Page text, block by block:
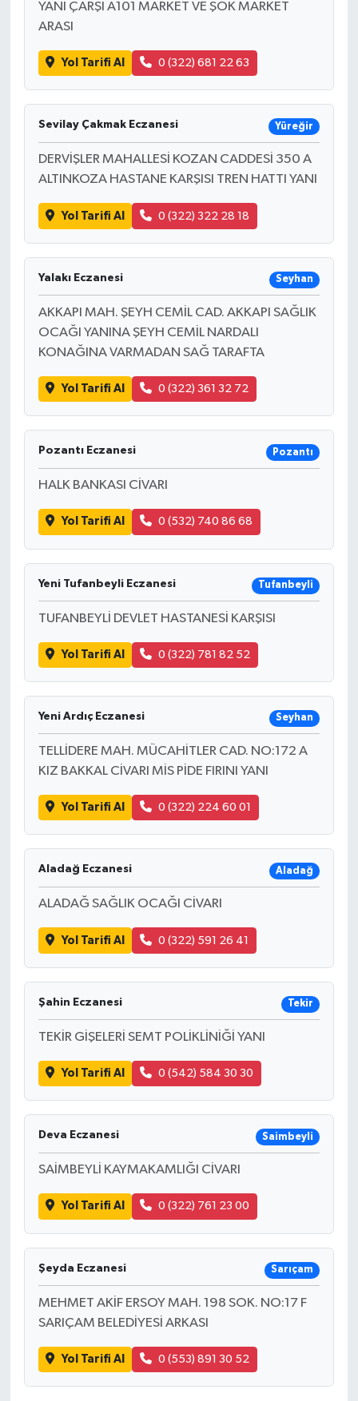
YANI ÇARŞI A101 MARKET VE ŞOK MARKET
ARASI
Yol Tarifi Al 0 (322) 681 22 63
Sevilay Çakmak Eczanesi Yüreğir
DERVİŞLER MAHALLESİ KOZAN CADDESİ 350 A
ALTINKOZA HASTANE KARŞISI TREN HATTI YANI
Yol Tarifi Al 0 (322) 322 28 18
Yalakı Eczanesi Seyhan
AKKAPI MAH. ŞEYH CEMİL CAD. AKKAPI SAĞLIK
OCAĞI YANINA ŞEYH CEMİL NARDALI
KONAĞINA VARMADAN SAĞ TARAFTA
Yol Tarifi Al 0 (322) 361 32 72
Pozantı Eczanesi Pozantı
HALK BANKASI CİVARI
Yol Tarifi Al 0 (532) 740 86 68
Yeni Tufanbeyli Eczanesi Tufanbeyli
TUFANBEYLİ DEVLET HASTANESİ KARŞISI
Yol Tarifi Al 0 (322) 781 82 52
Yeni Ardıç Eczanesi Seyhan
TELLİDERE MAH. MÜCAHİTLER CAD. NO:172 A
KIZ BAKKAL CİVARI MİS PİDE FIRINI YANI
Yol Tarifi Al 0 (322) 224 60 01
Aladağ Eczanesi Aladağ
ALADAĞ SAĞLIK OCAĞI CİVARI
Yol Tarifi Al 0 (322) 591 26 41
Şahin Eczanesi Tekir
TEKİR GİŞELERİ SEMT POLİKLİNİĞİ YANI
Yol Tarifi Al 0 (542) 584 30 30
Deva Eczanesi Saimbeyli
SAİMBEYLİ KAYMAKAMLIĞI CİVARI
Yol Tarifi Al 0 (322) 761 23 00
Şeyda Eczanesi Sarıçam
MEHMET AKİF ERSOY MAH. 198 SOK. NO:17 F
SARIÇAM BELEDİYESİ ARKASI
Yol Tarifi Al 0 (553) 891 30 52